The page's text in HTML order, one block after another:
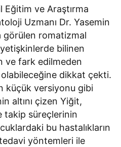
Eğitim ve Araştırma
Uzmanı Dr. Yasemin
görülen romatizmal
bilinen
ve fark edilmeden
dikkat çekti.
küçük versiyonu gibi
altını çizen Yiğit,
takip süreçlerinin
bu hastalıkların
yöntemleri ile